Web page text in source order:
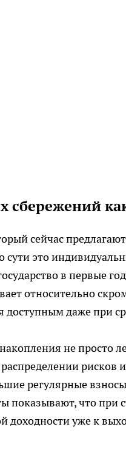
сбережений
сейчас
это
в первые
относительно
доступным даже при
не просто
рисков
регулярные
показывают, что при
доходности уже к